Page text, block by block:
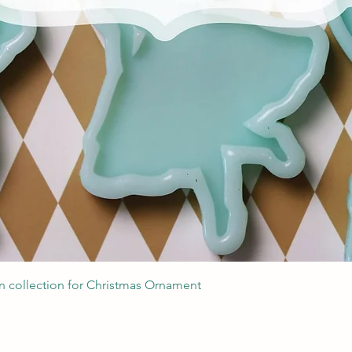
Podgląd
collection for Christmas Ornament